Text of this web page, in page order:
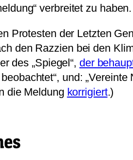
verbreitet zu haben.
Protesten der Letzten
den Razzien bei den
des „Spiegel“, der
und:
die Meldung korrigiert.)